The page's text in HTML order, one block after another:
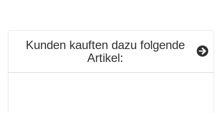
Kunden kauften dazu folgende
Artikel: